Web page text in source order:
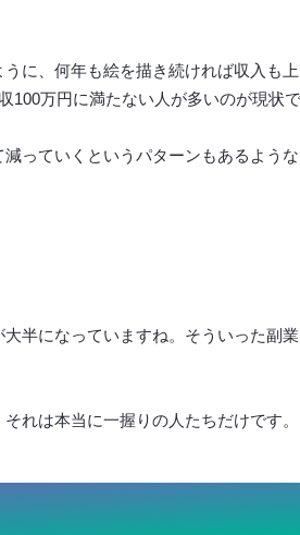
に、何年も絵を描き続ければ収入も上
100万円に満たない人が多いのが現状で
っていくというパターンもあるような
半になっていますね。そういった副業
れは本当に一握りの人たちだけです。